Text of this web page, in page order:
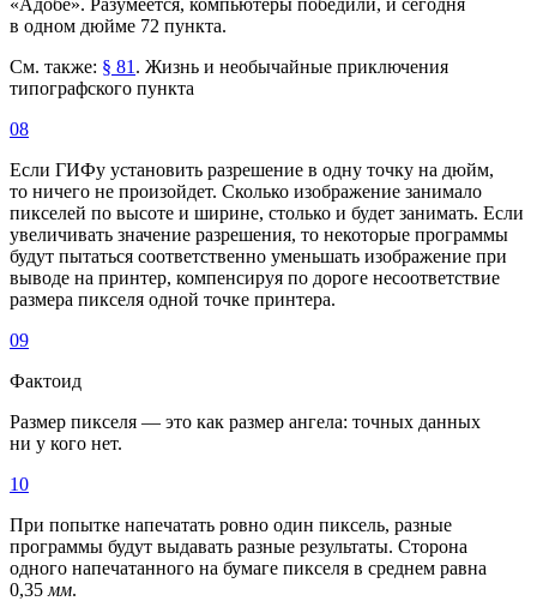
в одном дюйме 72 пункта.
См. также: § 81 . Жизнь и необычайные приключения
типографского пункта
08
Если ГИФу установить разрешение в одну точку на дюйм,
то ничего не произойдет. Сколько изображение занимало
пикселей по высоте и ширине, столько и будет занимать. Если
увеличивать значение разрешения, то некоторые программы
будут пытаться соответственно уменьшать изображение при
выводе на принтер, компенсируя по дороге несоответствие
размера пикселя одной точке принтера.
09
Фактоид
Размер пикселя — это как размер ангела: точных данных
ни у кого нет.
10
При попытке напечатать ровно один пиксель, разные
программы будут выдавать разные результаты. Сторона
одного напечатанного на бумаге пикселя в среднем равна
0,35 мм.